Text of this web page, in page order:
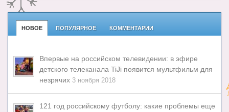
НОВОЕ ПОПУЛЯРНОЕ КОММЕНТАРИИ
Впервые на российском телевидении: в эфире
детского телеканала TiJi появится мультфильм для
незрячих 3 ноября 2018
121 год российскому футболу: какие проблемы еще